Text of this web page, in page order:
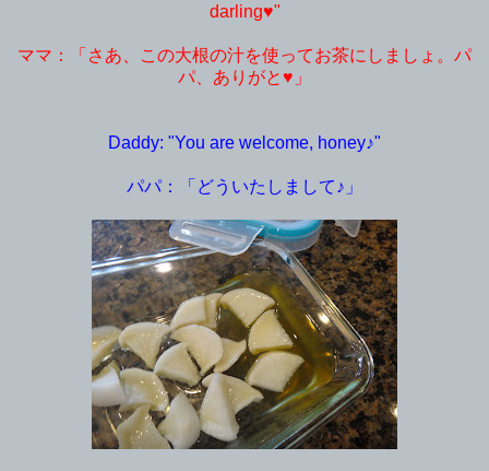
darling♥"
ママ：「さあ、この大根の汁を使ってお茶にしましょ。パ
パ、ありがと♥」
Daddy: "You are welcome, honey♪"
パパ：「どういたしまして♪」